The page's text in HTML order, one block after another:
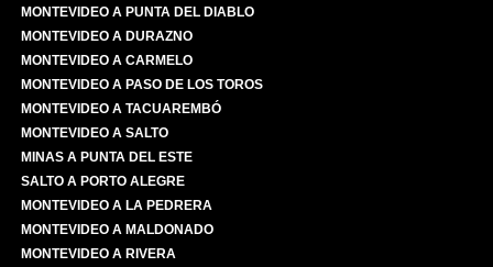
MONTEVIDEO A PUNTA DEL DIABLO
MONTEVIDEO A DURAZNO
MONTEVIDEO A CARMELO
MONTEVIDEO A PASO DE LOS TOROS
MONTEVIDEO A TACUAREMBÓ
MONTEVIDEO A SALTO
MINAS A PUNTA DEL ESTE
SALTO A PORTO ALEGRE
MONTEVIDEO A LA PEDRERA
MONTEVIDEO A MALDONADO
MONTEVIDEO A RIVERA